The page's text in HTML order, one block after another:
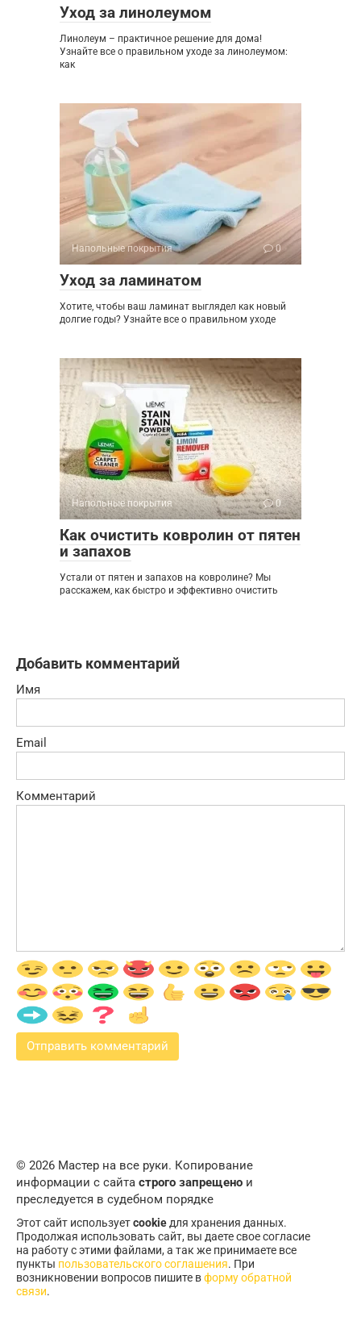
Уход за линолеумом
Линолеум – практичное решение для дома!
Узнайте все о правильном уходе за линолеумом:
как
Напольные покрытия 0
Уход за ламинатом
Хотите, чтобы ваш ламинат выглядел как новый
долгие годы? Узнайте все о правильном уходе
Напольные покрытия 0
Как очистить ковролин от пятен
и запахов
Устали от пятен и запахов на ковролине? Мы
расскажем, как быстро и эффективно очистить
Добавить комментарий
Имя
Email
Комментарий
© 2026 Мастер на все руки. Копирование
информации с сайта строго запрещено и
преследуется в судебном порядке
Этот сайт используетcookie для хранения данных.
Продолжая использовать сайт, вы даете свое согласие
на работу с этими файлами, а так же принимаете все
пункты пользовательского соглашения. При
возникновении вопросов пишите вформу обратной
связи.